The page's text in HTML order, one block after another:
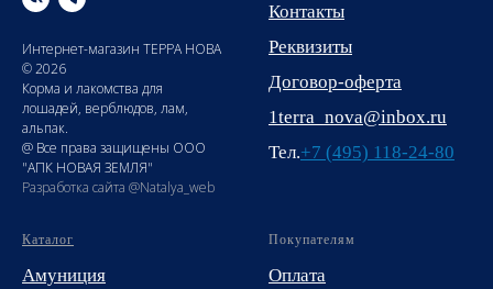
Интернет-магазин ТЕРРА НОВА
© 2026
Корма и лакомства для
лошадей, верблюдов, лам,
альпак.
@ Все права защищены ООО
"АПК НОВАЯ ЗЕМЛЯ"
Разработка сайта @Natalya_web
Контакты
Реквизиты
Договор-оферта
1terra_nova@inbox.ru
Тел.+7 (495) 118-24-80
Каталог
Амуниция
Покупателям
Оплата